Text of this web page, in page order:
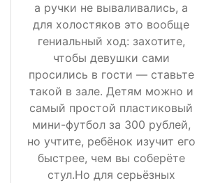
а ручки не вываливались, а
для холостяков это вообще
гениальный ход: захотите,
чтобы девушки сами
просились в гости — ставьте
такой в зале. Детям можно и
самый простой пластиковый
мини-футбол за 300 рублей,
но учтите, ребёнок изучит его
быстрее, чем вы соберёте
стул.Но для серьёзных